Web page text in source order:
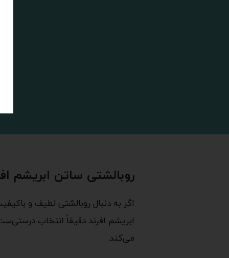
روبالشتی ساتن ابریشم
اگر به دنبال روبالشتی لطیف و
ابریشم افرند دقیقاً انتخاب
می‌کند.